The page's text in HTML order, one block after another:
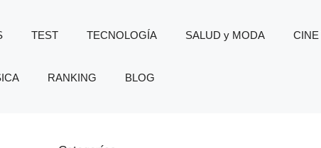
TEST TECNOLOGÍA SALUD y MODA CINE
RANKING BLOG